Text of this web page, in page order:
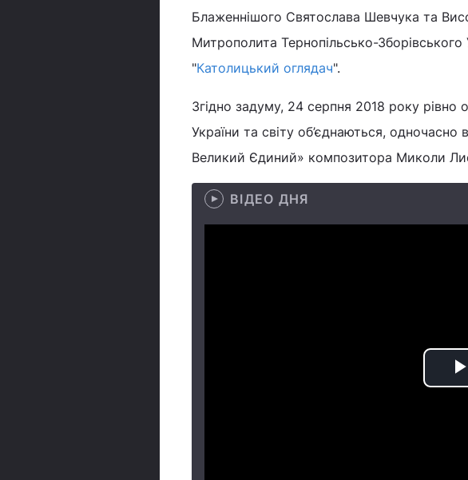
Блаженнішого Святослава Шевчука та
Митрополита Тернопільсько-
"Католицький оглядач".
Згідно задуму, 24 серпня 2018 року рівно
України та світу об’єднаються,
Великий Єдиний» композитора Миколи
ВІДЕО ДНЯ